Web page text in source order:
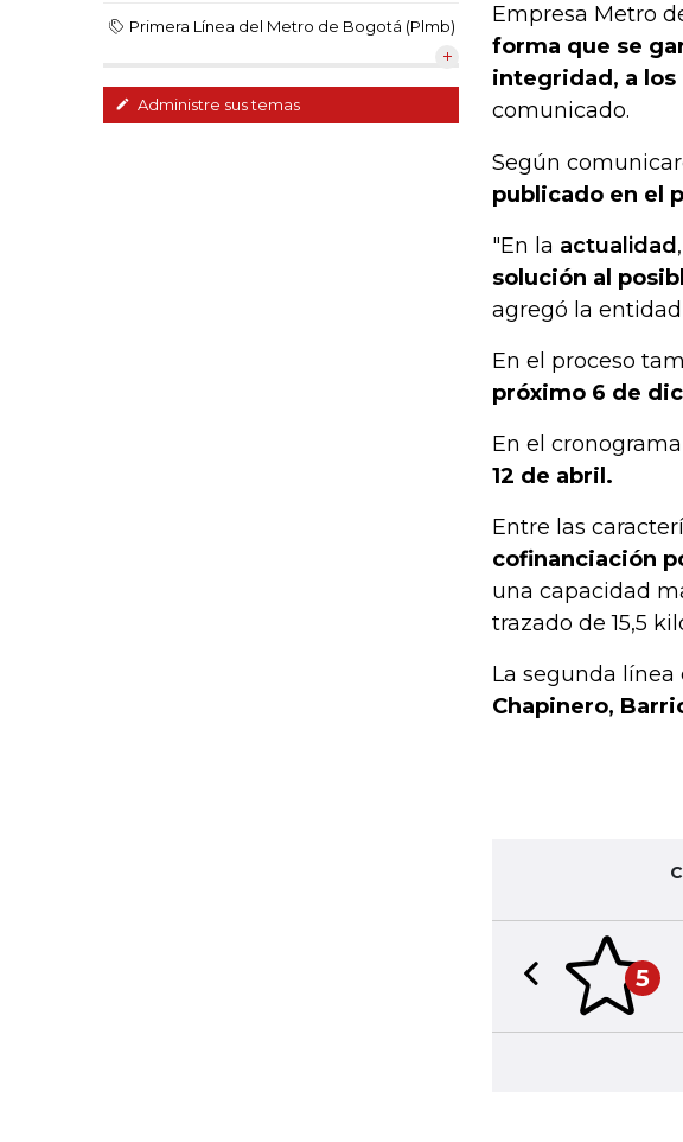
Primera Línea del Metro de Bogotá (Plmb)
Administre sus temas
Empresa Metro
forma que se
integridad, a
comunicado.
Según
publicado en el
"En la actualidad
solución al
agregó la
En el proceso
próximo 6 de
En el
12 de abril.
Entre las
cofinanciación
una capacidad
trazado de 15,5
La segunda
Chapinero,
5
Previous slide